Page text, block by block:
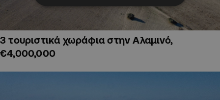
3 τουριστικά χωράφια στην Αλαμινό,
€4,000,000